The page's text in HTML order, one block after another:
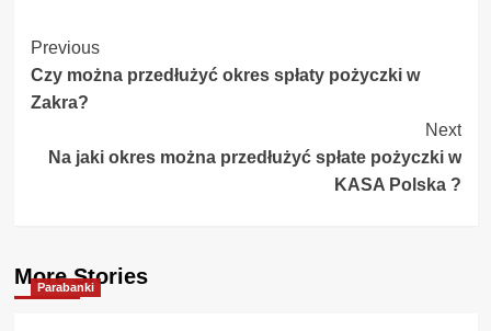
Post
Navigation
Previous
Czy można przedłużyć okres spłaty pożyczki w
Zakra?
Next
Na jaki okres można przedłużyć spłate pożyczki w
KASA Polska ?
More Stories
Parabanki